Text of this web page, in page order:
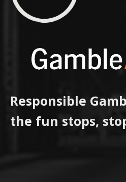
Responsible
the fun stops,